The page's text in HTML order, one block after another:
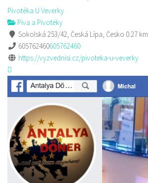
Pivotéka U Veverky
Piva a Pivotéky
Sokolská 253/42, Česká Lípa, Česko 0.27 km
605762460605762460
https://vyzvednisi.cz/pivoteka-u-veverky